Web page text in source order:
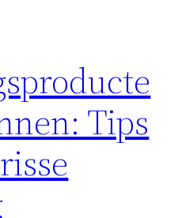
Tips